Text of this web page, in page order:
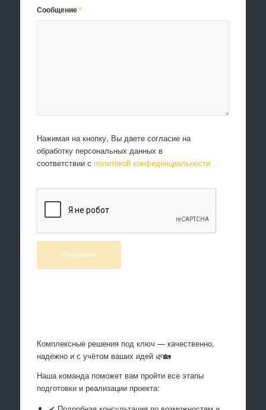
Сообщение*
Нажимая на кнопку, Вы даете согласие на
обработку персональных данных в
соответствии с политикой конфиденциальности
Комплексные решения под ключ — качественно,
надёжно и с учётом ваших идей 🌿🏡
Наша команда поможет вам пройти все этапы
подготовки и реализации проекта: